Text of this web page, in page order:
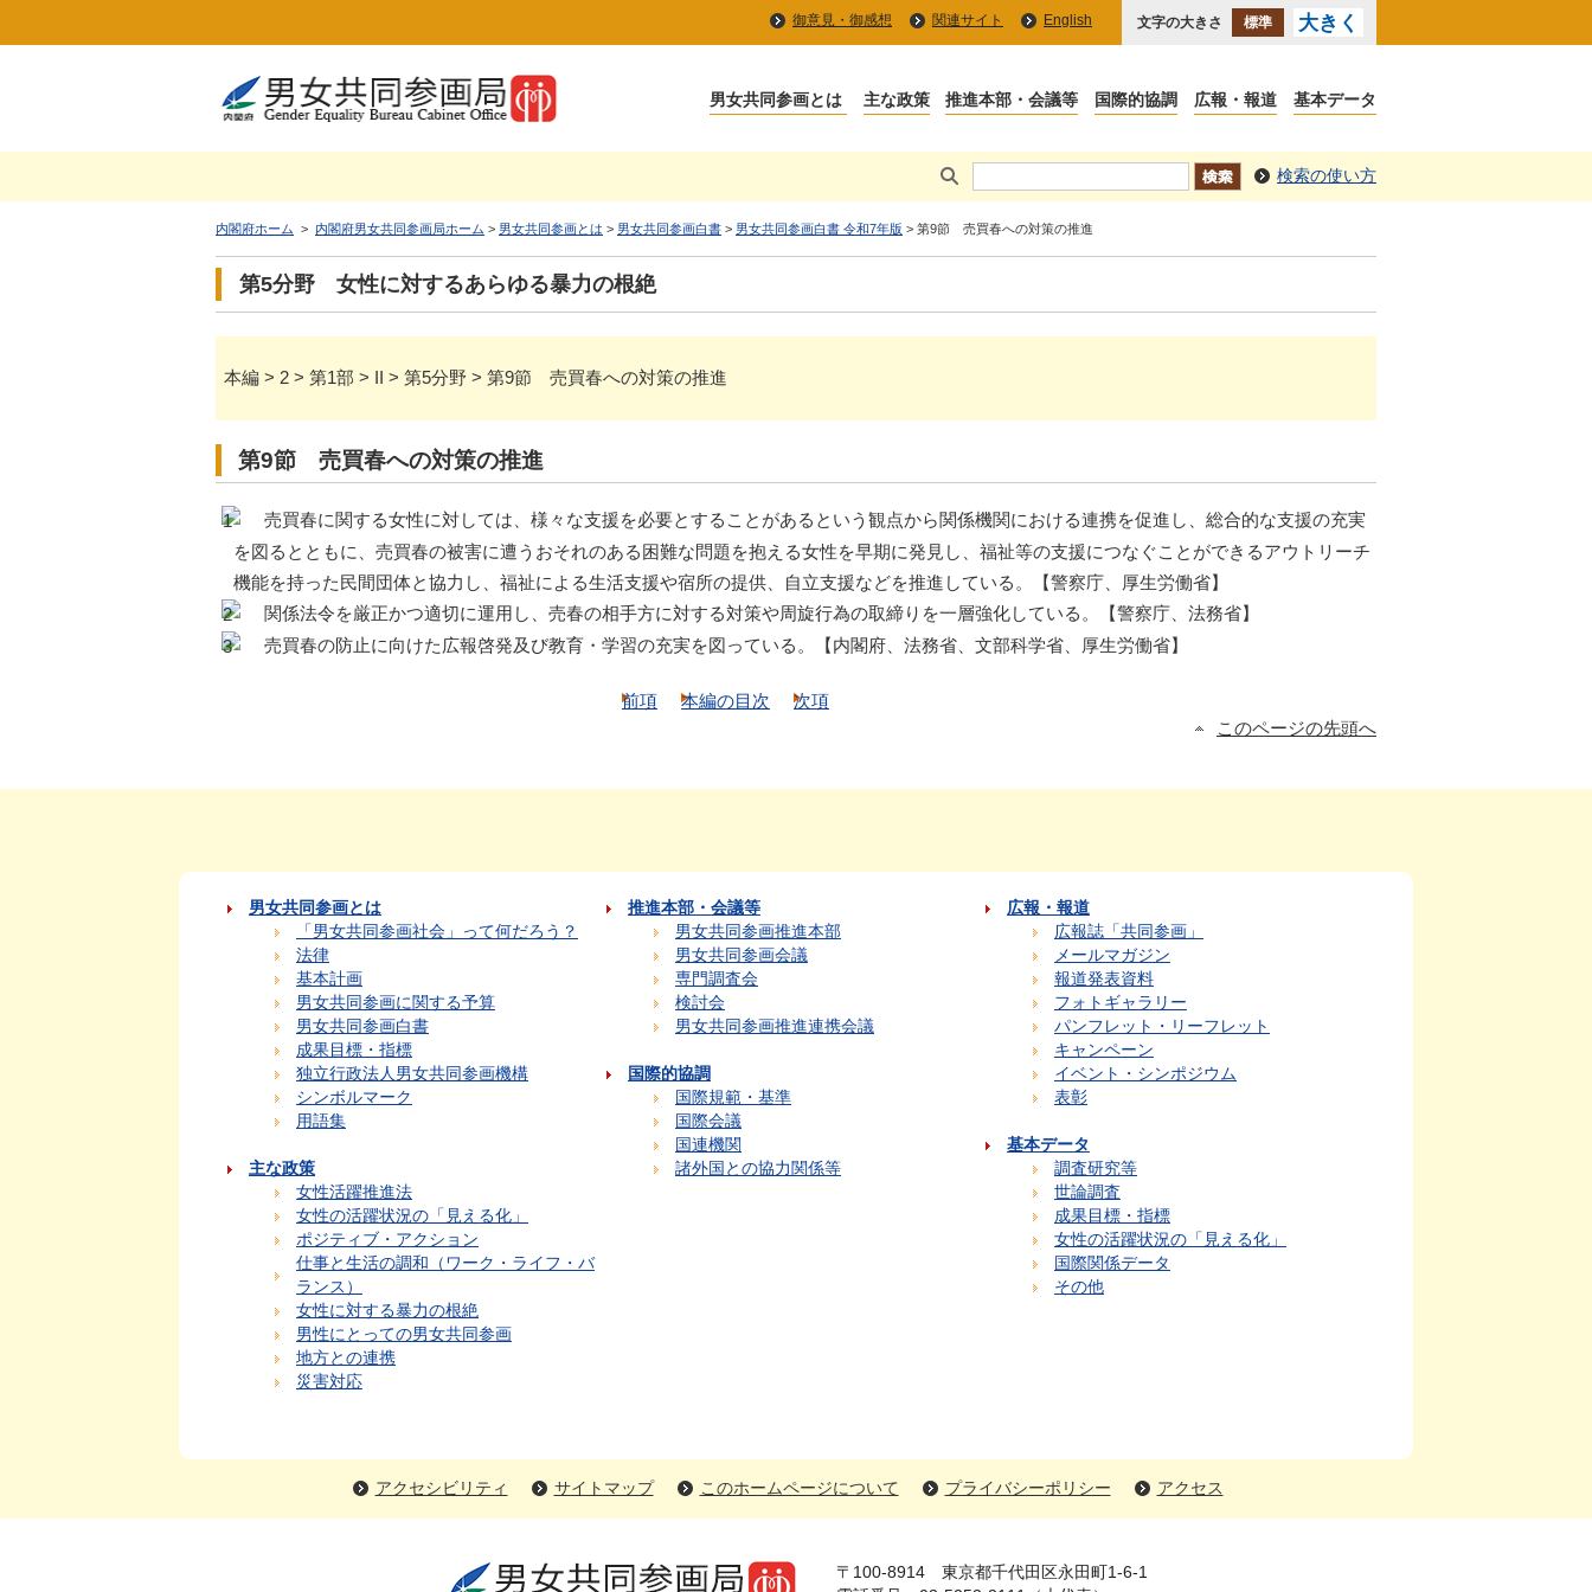
御意見・御感想 関連サイト English 文字の大きさ 標準 大きく
検索の使い方
内閣府ホーム > 内閣府男女共同参画局ホーム > 男女共同参画とは > 男女共同参画白書 > 男女共同参画白書 令和7年版 > 第9節 売買春への対策の推進
第5分野 女性に対するあらゆる暴力の根絶
本編 > 2 > 第1部 > II > 第5分野 > 第9節 売買春への対策の推進
第9節 売買春への対策の推進
売買春に関する女性に対しては、様々な支援を必要とすることがあるという観点から関係機関における連携を促進し、総合的な支援の充実
を図るとともに、売買春の被害に遭うおそれのある困難な問題を抱える女性を早期に発見し、福祉等の支援につなぐことができるアウトリーチ
機能を持った民間団体と協力し、福祉による生活支援や宿所の提供、自立支援などを推進している。【警察庁、厚生労働省】
関係法令を厳正かつ適切に運用し、売春の相手方に対する対策や周旋行為の取締りを一層強化している。【警察庁、法務省】
売買春の防止に向けた広報啓発及び教育・学習の充実を図っている。【内閣府、法務省、文部科学省、厚生労働省】
前項 本編の目次 次項
このページの先頭へ